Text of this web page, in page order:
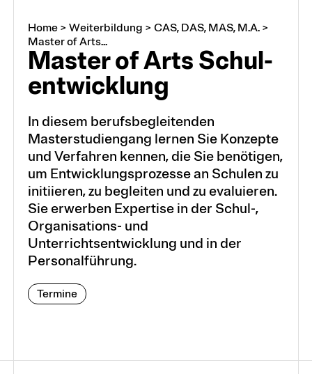
Weiterbildungssuche
Fokusthemen
Digitalität und KI
Frühe Kindheit
Heterogenität in Schule und Unterricht
Schulführung und Leadership
Home> Weiterbildung > CAS, DAS, MAS, M.A.>
Master of Arts...
Master of Arts Schul­
ent­wick­lung
In diesem berufsbegleitenden
Masterstudiengang lernen Sie Konzepte
und Verfahren kennen, die Sie benötigen,
um Entwicklungsprozesse an Schulen zu
initiieren, zu begleiten und zu evaluieren.
Sie erwerben Expertise in der Schul-,
Organisations- und
Unterrichtsentwicklung und in der
Personalführung.
Termine